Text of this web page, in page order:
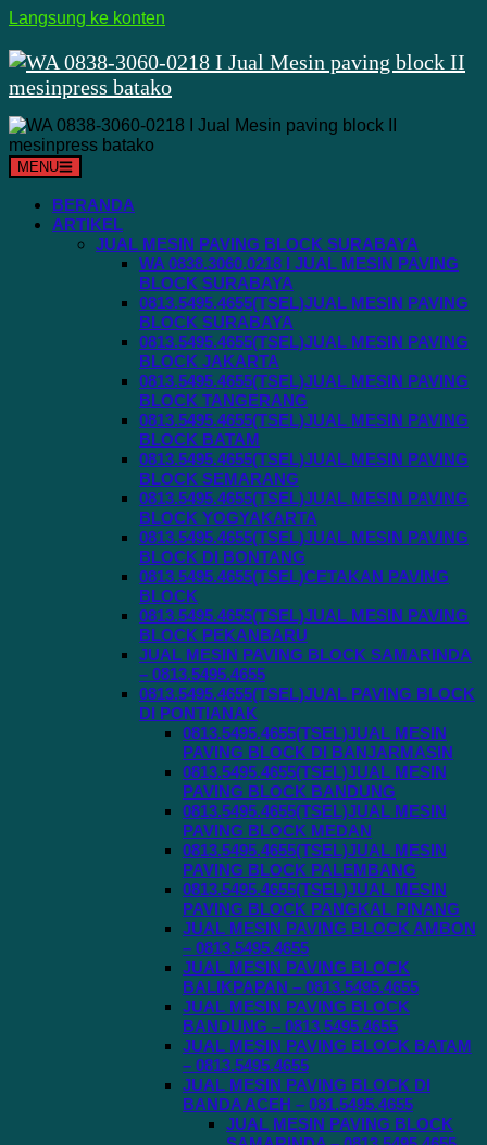
Langsung ke konten
MENU
BERANDA
ARTIKEL
JUAL MESIN PAVING BLOCK SURABAYA
WA 0838.3060.0218 I JUAL MESIN PAVING
BLOCK SURABAYA
0813.5495.4655(TSEL)JUAL MESIN PAVING
BLOCK SURABAYA
0813.5495.4655(TSEL)JUAL MESIN PAVING
BLOCK JAKARTA
0813.5495.4655(TSEL)JUAL MESIN PAVING
BLOCK TANGERANG
0813.5495.4655(TSEL)JUAL MESIN PAVING
BLOCK BATAM
0813.5495.4655(TSEL)JUAL MESIN PAVING
BLOCK SEMARANG
0813.5495.4655(TSEL)JUAL MESIN PAVING
BLOCK YOGYAKARTA
0813.5495.4655(TSEL)JUAL MESIN PAVING
BLOCK DI BONTANG
0813.5495.4655(TSEL)CETAKAN PAVING
BLOCK
0813.5495.4655(TSEL)JUAL MESIN PAVING
BLOCK PEKANBARU
JUAL MESIN PAVING BLOCK SAMARINDA
– 0813.5495.4655
0813.5495.4655(TSEL)JUAL PAVING BLOCK
DI PONTIANAK
0813.5495.4655(TSEL)JUAL MESIN
PAVING BLOCK DI BANJARMASIN
0813.5495.4655(TSEL)JUAL MESIN
PAVING BLOCK BANDUNG
0813.5495.4655(TSEL)JUAL MESIN
PAVING BLOCK MEDAN
0813.5495.4655(TSEL)JUAL MESIN
PAVING BLOCK PALEMBANG
0813.5495.4655(TSEL)JUAL MESIN
PAVING BLOCK PANGKAL PINANG
JUAL MESIN PAVING BLOCK AMBON
– 0813.5495.4655
JUAL MESIN PAVING BLOCK
BALIKPAPAN – 0813.5495.4655
JUAL MESIN PAVING BLOCK
BANDUNG – 0813.5495.4655
JUAL MESIN PAVING BLOCK BATAM
– 0813.5495.4655
JUAL MESIN PAVING BLOCK DI
BANDA ACEH – 081.5495.4655
JUAL MESIN PAVING BLOCK